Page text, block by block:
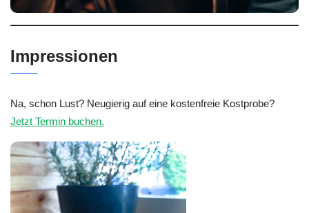
Impressionen
Na, schon Lust? Neugierig auf eine kostenfreie Kostprobe?
Jetzt Termin buchen.